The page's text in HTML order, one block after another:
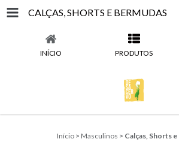
CALÇAS, SHORTS E BERMUDAS
INÍCIO PRODUTOS
Início > Masculinos > Calças, Shorts